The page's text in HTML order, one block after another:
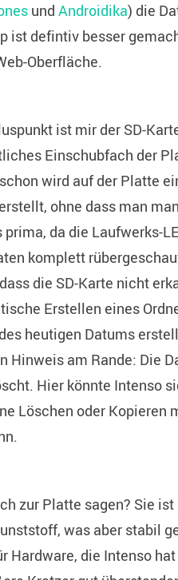
und Androidika) die
ist defintiv besser
Oberfläche.
ist mir der SD-
Einschubfach der
wird auf der Platte
ohne dass man
da die Laufwerks-
komplett
die SD-Karte nicht
Erstellen eines
heutigen Datums
Hinweis am Rande: Die
Hier könnte Intenso
Löschen oder Kopieren
zur Platte sagen? Sie
was aber stabil
Hardware, die Intenso